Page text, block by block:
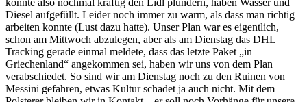
Diesel aufgefüllt. Leider noch immer zu warm, als dass man richtig
arbeiten konnte (Lust dazu hatte). Unser Plan war es eigentlich,
schon am Mittwoch abzulegen, aber als am Dienstag das DHL
Tracking gerade einmal meldete, dass das letzte Paket „in
Griechenland“ angekommen sei, haben wir uns von dem Plan
verabschiedet. So sind wir am Dienstag noch zu den Ruinen von
Messini gefahren, etwas Kultur schadet ja auch nicht. Mit dem